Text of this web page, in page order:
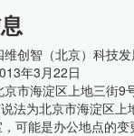
维创智（北京）科技
年3月22日
京市海淀区上地三街
法为北京市海淀区上
可能是办公地点的变